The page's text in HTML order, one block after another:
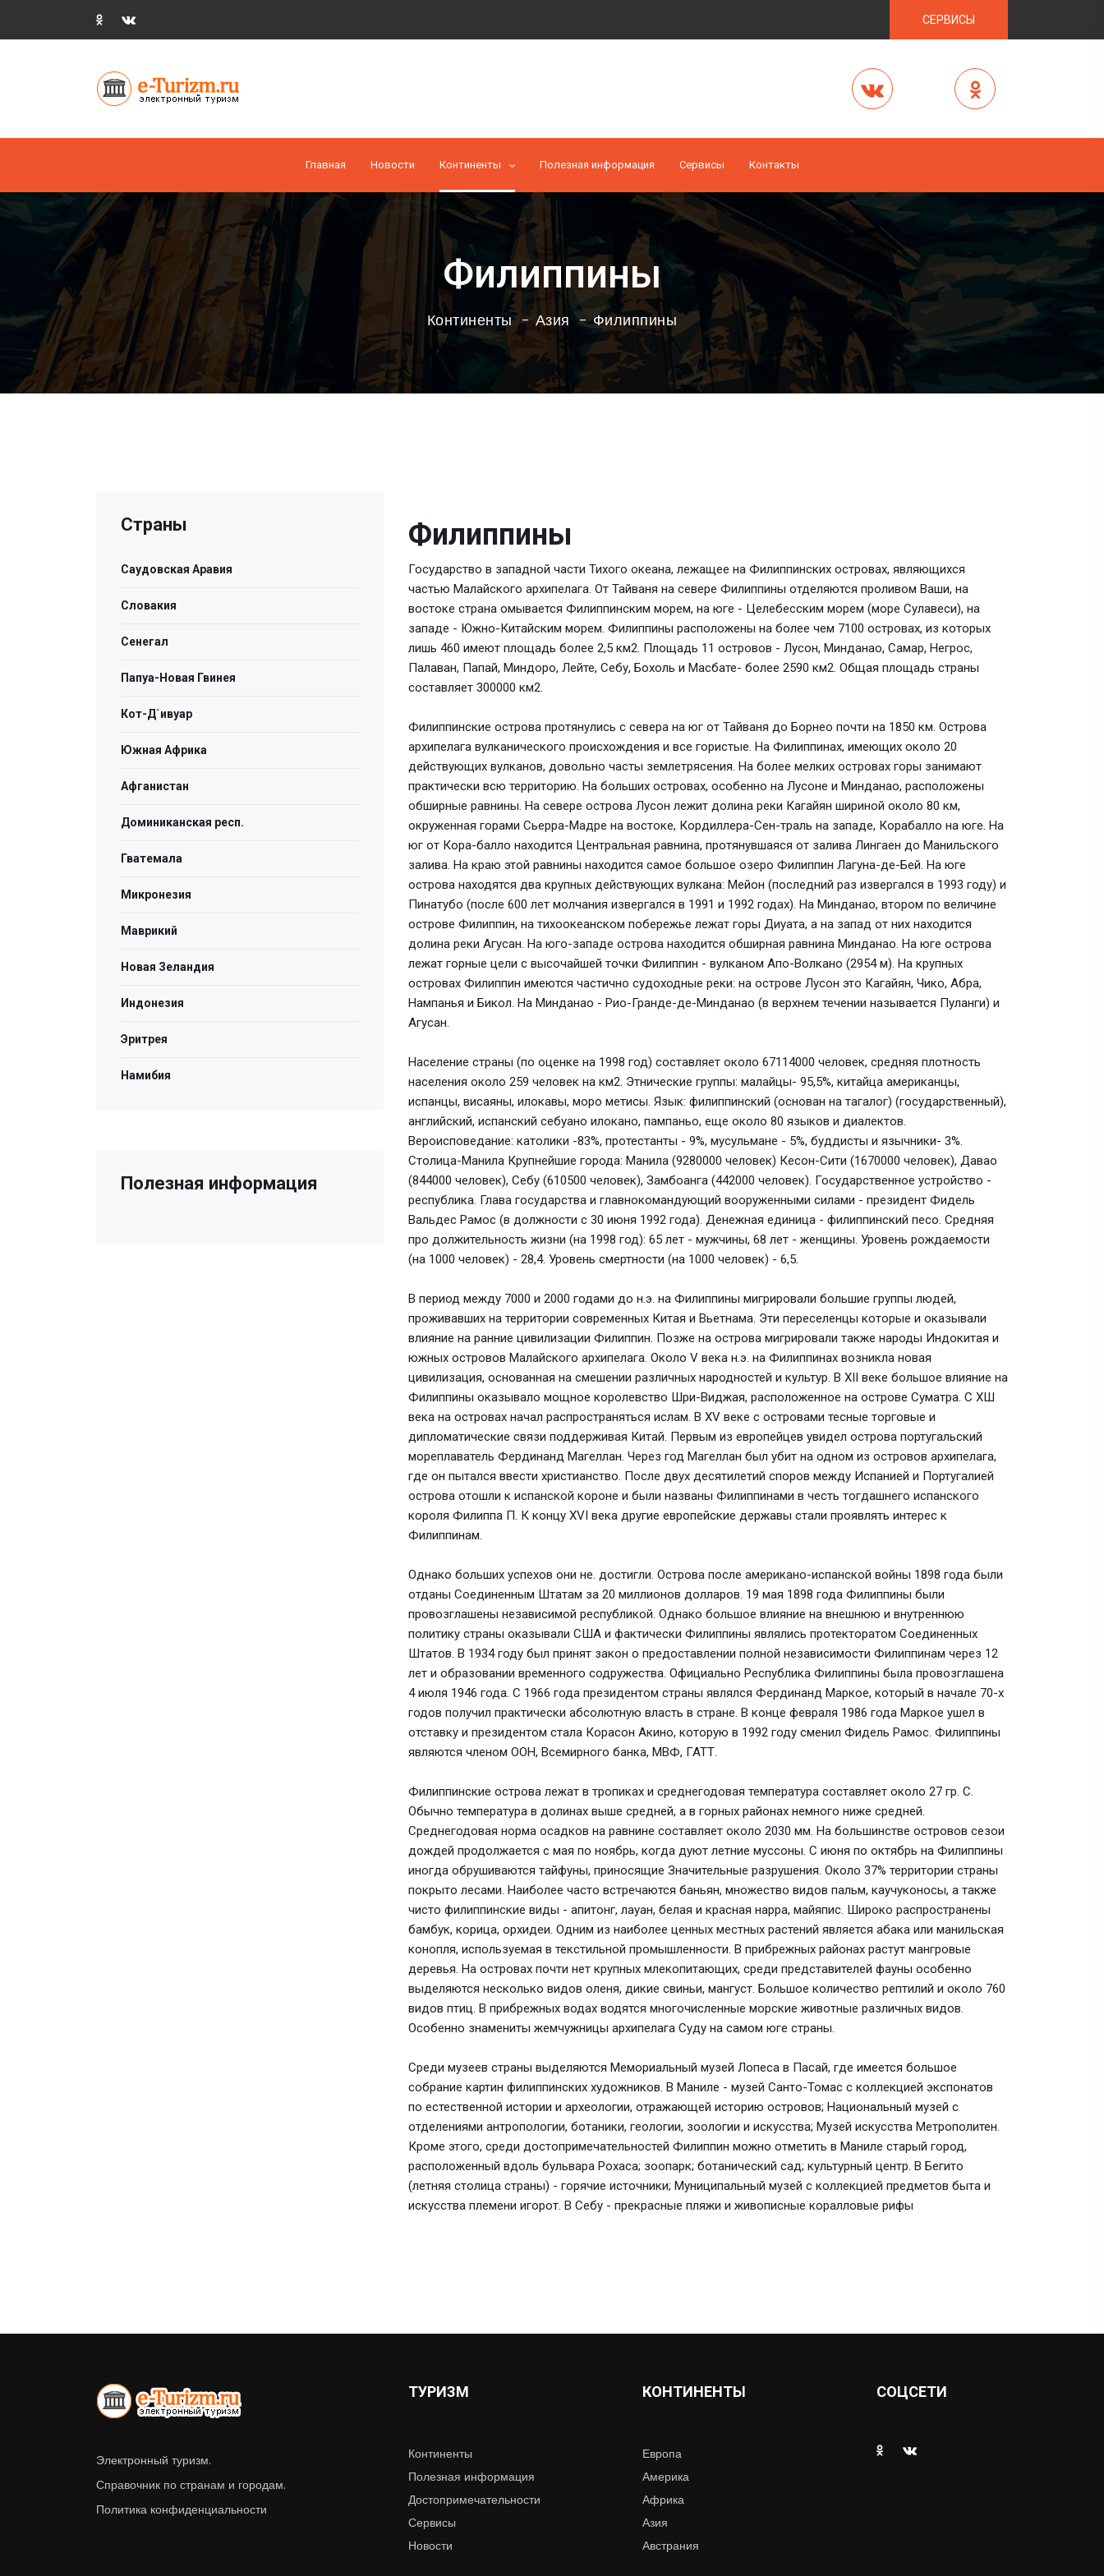
СЕРВИСЫ
Главная Новости Континенты Полезная информация Cервисы Контакты
Филиппины
Континенты Азия Филиппины
Филиппины
Государство в западной части Тихого океана, лежащее на Филиппинских островах, являющихся
частью Малайского архипелага. От Тайваня на севере Филиппины отделяются проливом Ваши, на
востоке страна омывается Филиппинским морем, на юге - Целебесским морем (море Сулавеси), на
западе - Южно-Китайским морем. Филиппины расположены на более чем 7100 островах, из которых
лишь 460 имеют площадь более 2,5 км2. Площадь 11 островов - Лусон, Минданао, Самар, Негрос,
Палаван, Папай, Миндоро, Лейте, Себу, Бохоль и Масбате- более 2590 км2. Общая площадь страны
составляет 300000 км2.
Филиппинские острова протянулись с севера на юг от Тайваня до Борнео почти на 1850 км. Острова
архипелага вулканического происхождения и все гористые. На Филиппинах, имеющих около 20
действующих вулканов, довольно часты землетрясения. На более мелких островах горы занимают
практически всю территорию. На больших островах, особенно на Лусоне и Минданао, расположены
обширные равнины. На севере острова Лусон лежит долина реки Кагайян шириной около 80 км,
окруженная горами Сьерра-Мадре на востоке, Кордиллера-Сен-траль на западе, Корабалло на юге. На
юг от Кора-балло находится Центральная равнина, протянувшаяся от залива Лингаен до Манильского
залива. На краю этой равнины находится самое большое озеро Филиппин Лагуна-де-Бей. На юге
острова находятся два крупных действующих вулкана: Мейон (последний раз извергался в 1993 году) и
Пинатубо (после 600 лет молчания извергался в 1991 и 1992 годах). На Минданао, втором по величине
острове Филиппин, на тихоокеанском побережье лежат горы Диуата, а на запад от них находится
долина реки Агусан. На юго-западе острова находится обширная равнина Минданао. На юге острова
лежат горные цели с высочайшей точки Филиппин - вулканом Апо-Волкано (2954 м). На крупных
островах Филиппин имеются частично судоходные реки: на острове Лусон это Кагайян, Чико, Абра,
Нампанья и Бикол. На Минданао - Рио-Гранде-де-Минданао (в верхнем течении называется Пуланги) и
Агусан.
Население страны (по оценке на 1998 год) составляет около 67114000 человек, средняя плотность
населения около 259 человек на км2. Этнические группы: малайцы- 95,5%, китайца американцы,
испанцы, висаяны, илокавы, моро метисы. Язык: филиппинский (основан на тагалог) (государственный),
английский, испанский себуано илокано, пампаньо, еще около 80 языков и диалектов.
Вероисповедание: католики -83%, протестанты - 9%, мусульмане - 5%, буддисты и язычники- 3%.
Столица-Манила Крупнейшие города: Манила (9280000 человек) Кесон-Сити (1670000 человек), Давао
(844000 человек), Себу (610500 человек), Замбоанга (442000 человек). Государственное устройство -
республика. Глава государства и главнокомандующий вооруженными силами - президент Фидель
Вальдес Рамос (в должности с 30 июня 1992 года). Денежная единица - филиппинский песо. Средняя
про должительность жизни (на 1998 год): 65 лет - мужчины, 68 лет - женщины. Уровень рождаемости
(на 1000 человек) - 28,4. Уровень смертности (на 1000 человек) - 6,5.
В период между 7000 и 2000 годами до н.э. на Филиппины мигрировали большие группы людей,
проживавших на территории современных Китая и Вьетнама. Эти переселенцы которые и оказывали
влияние на ранние цивилизации Филиппин. Позже на острова мигрировали также народы Индокитая и
южных островов Малайского архипелага. Около V века н.э. на Филиппинах возникла новая
цивилизация, основанная на смешении различных народностей и культур. В XII веке большое влияние на
Филиппины оказывало мощное королевство Шри-Виджая, расположенное на острове Суматра. С ХШ
века на островах начал распространяться ислам. В XV веке с островами тесные торговые и
дипломатические связи поддерживая Китай. Первым из европейцев увидел острова португальский
мореплаватель Фердинанд Магеллан. Через год Магеллан был убит на одном из островов архипелага,
где он пытался ввести христианство. После двух десятилетий споров между Испанией и Португалией
острова отошли к испанской короне и были названы Филиппинами в честь тогдашнего испанского
короля Филиппа П. К концу XVI века другие европейские державы стали проявлять интерес к
Филиппинам.
Однако больших успехов они не. достигли. Острова после американо-испанской войны 1898 года были
отданы Соединенным Штатам за 20 миллионов долларов. 19 мая 1898 года Филиппины были
провозглашены независимой республикой. Однако большое влияние на внешнюю и внутреннюю
политику страны оказывали США и фактически Филиппины являлись протекторатом Соединенных
Штатов. В 1934 году был принят закон о предоставлении полной независимости Филиппинам через 12
лет и образовании временного содружества. Официально Республика Филиппины была провозглашена
4 июля 1946 года. С 1966 года президентом страны являлся Фердинанд Маркое, который в начале 70-х
годов получил практически абсолютную власть в стране. В конце февраля 1986 года Маркое ушел в
отставку и президентом стала Корасон Акино, которую в 1992 году сменил Фидель Рамос. Филиппины
являются членом ООН, Всемирного банка, МВФ, ГАТТ.
Филиппинские острова лежат в тропиках и среднегодовая температура составляет около 27 гр. С.
Обычно температура в долинах выше средней, а в горных районах немного ниже средней.
Среднегодовая норма осадков на равнине составляет около 2030 мм. На большинстве островов сезои
дождей продолжается с мая по ноябрь, когда дуют летние муссоны. С июня по октябрь на Филиппины
иногда обрушиваются тайфуны, приносящие Значительные разрушения. Около 37% территории страны
покрыто лесами. Наиболее часто встречаются баньян, множество видов пальм, каучуконосы, а также
чисто филиппинские виды - апитонг, лауан, белая и красная нарра, майяпис. Широко распространены
бамбук, корица, орхидеи. Одним из наиболее ценных местных растений является абака или манильская
конопля, используемая в текстильной промышленности. В прибрежных районах растут мангровые
деревья. На островах почти нет крупных млекопитающих, среди представителей фауны особенно
выделяются несколько видов оленя, дикие свиньи, мангуст. Большое количество рептилий и около 760
видов птиц. В прибрежных водах водятся многочисленные морские животные различных видов.
Особенно знамениты жемчужницы архипелага Суду на самом юге страны.
Среди музеев страны выделяются Мемориальный музей Лопеса в Пасай, где имеется большое
собрание картин филиппинских художников. В Маниле - музей Санто-Томас с коллекцией экспонатов
по естественной истории и археологии, отражающей историю островов; Национальный музей с
отделениями антропологии, ботаники, геологии, зоологии и искусства; Музей искусства Метрополитен.
Кроме этого, среди достопримечательностей Филиппин можно отметить в Маниле старый город,
расположенный вдоль бульвара Рохаса; зоопарк; ботанический сад; культурный центр. В Бегито
(летняя столица страны) - горячие источники; Муниципальный музей с коллекцией предметов быта и
искусства племени игорот. В Себу - прекрасные пляжи и живописные коралловые рифы
Страны
Саудовская Аравия
Словакия
Сенегал
Папуа-Новая Гвинея
Кот-Д`ивуар
Южная Африка
Афганистан
Доминиканская респ.
Гватемала
Микронезия
Маврикий
Новая Зеландия
Индонезия
Эритрея
Намибия
Полезная информация
Электронный туризм.
Справочник по странам и городам.
Политика конфиденциальности
ТУРИЗМ
Континенты
Полезная информация
Достопримечательности
Сервисы
Новости
КОНТИНЕНТЫ
Европа
Америка
Африка
Азия
Австрания
СОЦСЕТИ